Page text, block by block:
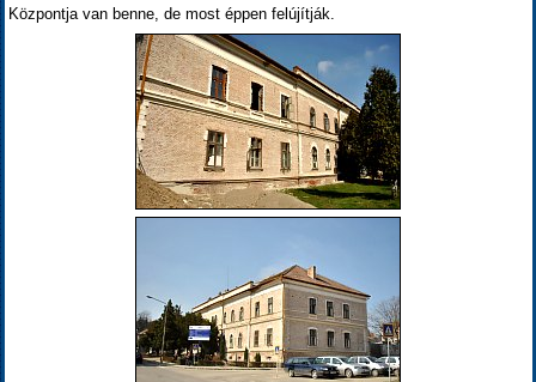
Központja van benne, de most éppen felújítják.